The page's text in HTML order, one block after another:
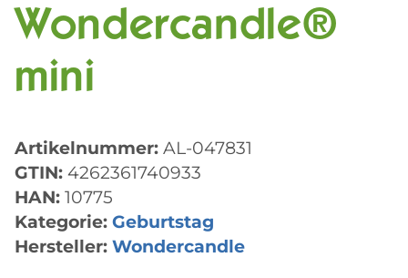
Wondercandle®
mini
Artikelnummer: AL-047831
GTIN: 4262361740933
HAN: 10775
Kategorie: Geburtstag
Hersteller: Wondercandle